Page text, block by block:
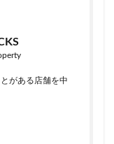
がある店舗を中